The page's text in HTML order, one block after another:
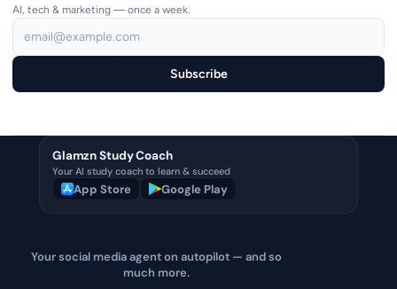
AI, tech & marketing — once a week.
Subscribe
Glamzn Study Coach
Your AI study coach to learn & succeed
App Store Google Play
Your social media agent on autopilot — and so
much more.